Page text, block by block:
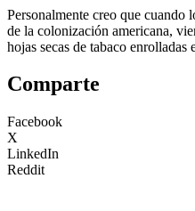
Personalmente creo que cuando
de la colonización americana,
hojas secas de tabaco
Comparte
Facebook
X
LinkedIn
Reddit